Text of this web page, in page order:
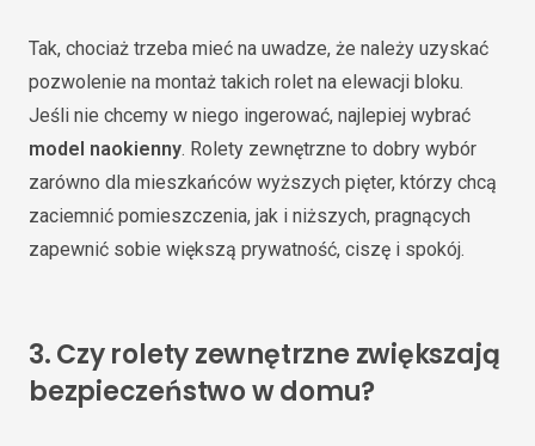
Tak, chociaż trzeba mieć na uwadze, że należy uzyskać
pozwolenie na montaż takich rolet na elewacji bloku.
Jeśli nie chcemy w niego ingerować, najlepiej wybrać
model naokienny. Rolety zewnętrzne to dobry wybór
zarówno dla mieszkańców wyższych pięter, którzy chcą
zaciemnić pomieszczenia, jak i niższych, pragnących
zapewnić sobie większą prywatność, ciszę i spokój.
3.Czy rolety zewnętrzne zwiększają
bezpieczeństwo w domu?